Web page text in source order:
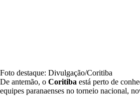
Foto destaque: Divulgação/Coritiba
De antemão, o Coritiba está perto de
equipes paranaenses no torneio nacional,